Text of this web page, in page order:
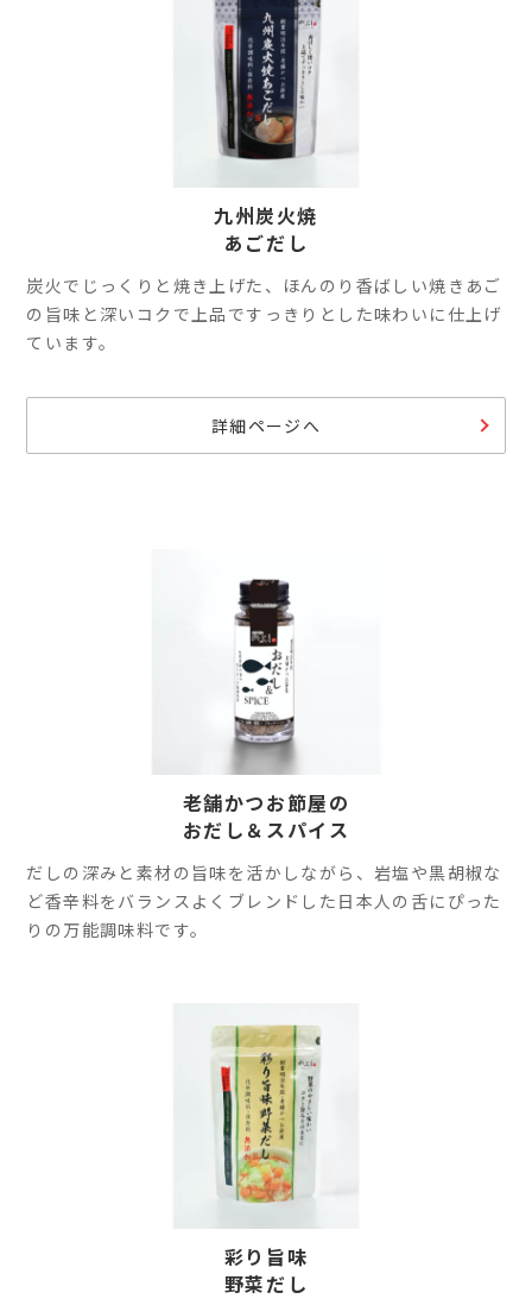
九州炭火焼
あごだし
炭火でじっくりと焼き上げた、ほんのり香ばしい焼きあご
の旨味と深いコクで上品ですっきりとした味わいに仕上げ
ています。
詳細ページへ
老舗かつお節屋の
おだし＆スパイス
だしの深みと素材の旨味を活かしながら、岩塩や黒胡椒な
ど香辛料をバランスよくブレンドした日本人の舌にぴった
りの万能調味料です。
彩り旨味
野菜だし